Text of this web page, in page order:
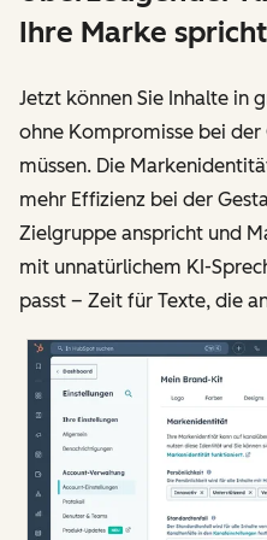
Ihre Marke spricht
Jetzt können Sie Inhalte in
ohne Kompromisse bei
müssen. Die
mehr Effizienz bei der
Zielgruppe anspricht und
mit unnatürlichem KI-
passt – Zeit für Texte, die